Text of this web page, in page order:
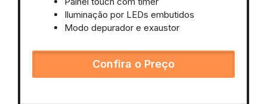
Iluminação por LEDs embutidos
Modo depurador e exaustor
Confira o Preço